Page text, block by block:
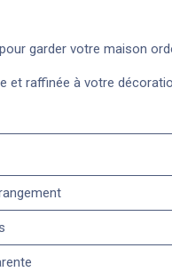
garder votre maison
et raffinée à votre